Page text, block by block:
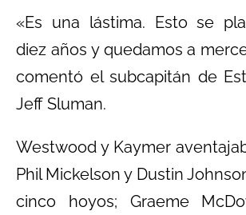
«Es una lástima. Esto se
diez años y quedamos a
comentó el subcapitán de
Jeff Sluman.
Westwood y Kaymer
Phil Mickelson y Dustin
cinco hoyos; Graeme